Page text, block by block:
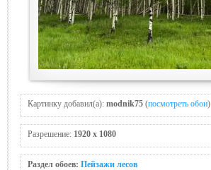
Картинку добавил(а): modnik75 (посмотреть обои)
Разрешение: 1920 x 1080
Раздел обоев: Пейзажи лесов